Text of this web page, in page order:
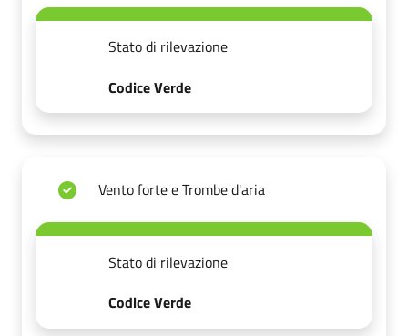
Stato di rilevazione
Codice Verde
Vento forte e Trombe d'aria
Stato di rilevazione
Codice Verde